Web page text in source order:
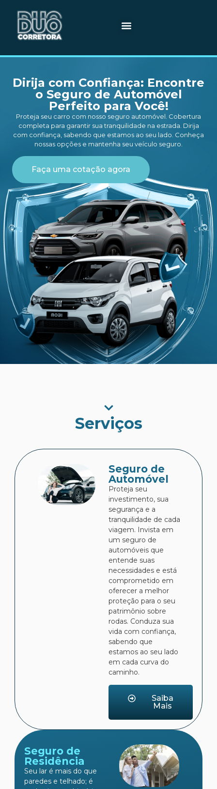
Dirija com Confiança: Encontre
o Seguro de Automóvel
Perfeito para Você!
Proteja seu carro com nosso seguro automóvel. Cobertura
completa para garantir sua tranquilidade na estrada. Dirija
com confiança, sabendo que estamos ao seu lado. Conheça
nossas opções e mantenha seu veículo seguro.
Faça uma cotação agora
Serviços
Seguro de
Automóvel
Proteja seu
investimento, sua
segurança e a
tranquilidade de cada
viagem. Invista em
um seguro de
automóveis que
entende suas
necessidades e está
comprometido em
oferecer a melhor
proteção para o seu
patrimônio sobre
rodas. Conduza sua
vida com confiança,
sabendo que
estamos ao seu lado
em cada curva do
caminho.
Saiba
Mais
Seguro de
Residência
Seu lar é mais do que
paredes e telhado; é